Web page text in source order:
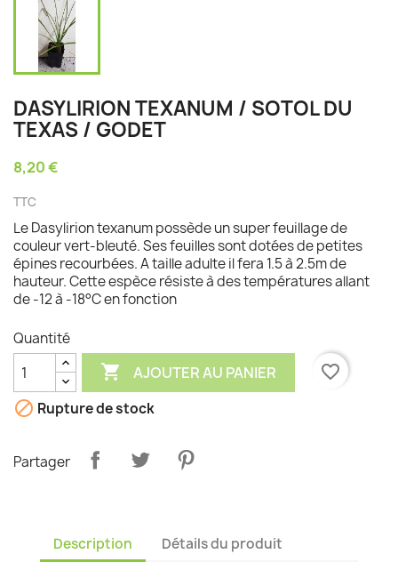
DASYLIRION TEXANUM / SOTOL DU
TEXAS / GODET
8,20 €
TTC
Le Dasylirion texanum possède un super feuillage de
couleur vert-bleuté. Ses feuilles sont dotées de petites
épines recourbées. A taille adulte il fera 1.5 à 2.5m de
hauteur. Cette espèce résiste à des températures allant
de -12 à -18°C en fonction
Quantité
 AJOUTER AU PANIER
favorite_border
 Rupture de stock
Partager
Description Détails du produit